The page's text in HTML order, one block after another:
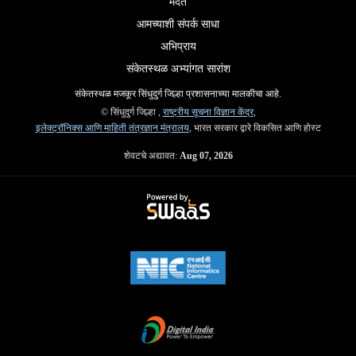
आमच्याशी संपर्क साधा
अभिप्राय
संकेतस्थळ अभ्यांगत सारांश
संकेतस्थळ मजकूर सिंधुदुर्ग जिल्हा प्रशासनाच्या मालकीचा आहे.
© सिंधुदुर्ग जिल्हा , राष्ट्रीय सूचना विज्ञान केंद्र,
इलेक्ट्रॉनिक्स आणि माहिती तंत्रज्ञान मंत्रालय, भारत सरकार द्वारे विकसित आणि होस्ट
शेवटचे अद्यावत: Aug 07, 2026